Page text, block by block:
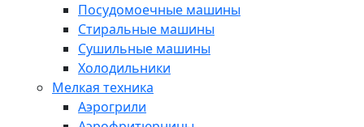
Посудомоечные машины
Стиральные машины
Сушильные машины
Холодильники
Мелкая техника
Аэрогрили